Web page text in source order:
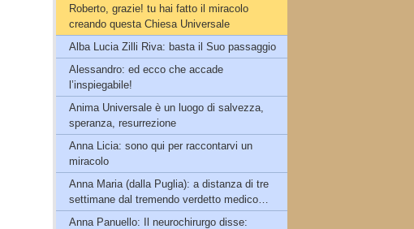
Roberto, grazie! tu hai fatto il miracolo
creando questa Chiesa Universale
Alba Lucia Zilli Riva: basta il Suo passaggio
Alessandro: ed ecco che accade
l’inspiegabile!
Anima Universale è un luogo di salvezza,
speranza, resurrezione
Anna Licia: sono qui per raccontarvi un
miracolo
Anna Maria (dalla Puglia): a distanza di tre
settimane dal tremendo verdetto medico…
Anna Panuello: Il neurochirurgo disse: